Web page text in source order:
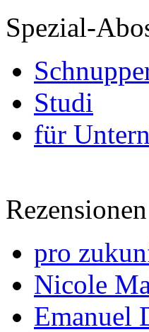
Spezial-
Studi
für
Rezensionen
pro
Nicole
Emanuel